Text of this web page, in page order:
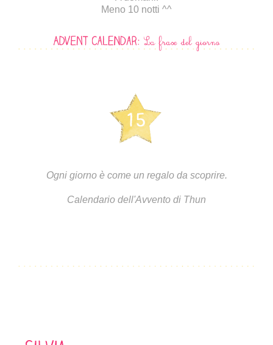
Meno 10 notti ^^
Ogni giorno è come un regalo da scoprire.
Calendario dell'Avvento di Thun